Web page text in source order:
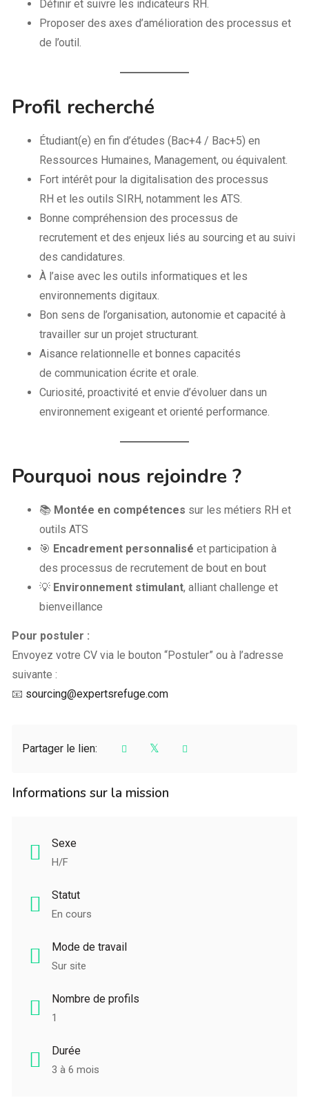
Définir et suivre les indicateurs RH.
Proposer des axes d’amélioration des processus et
de l’outil.
Profil recherché
Étudiant(e) en fin d’études (Bac+4 / Bac+5) en
Ressources Humaines, Management, ou équivalent.
Fort intérêt pour la digitalisation des processus
RH et les outils SIRH, notamment les ATS.
Bonne compréhension des processus de
recrutement et des enjeux liés au sourcing et au suivi
des candidatures.
À l’aise avec les outils informatiques et les
environnements digitaux.
Bon sens de l’organisation, autonomie et capacité à
travailler sur un projet structurant.
Aisance relationnelle et bonnes capacités
de communication écrite et orale.
Curiosité, proactivité et envie d’évoluer dans un
environnement exigeant et orienté performance.
Pourquoi nous rejoindre ?
📚 Montée en compétences sur les métiers RH et
outils ATS
🎯 Encadrement personnalisé et participation à
des processus de recrutement de bout en bout
💡 Environnement stimulant, alliant challenge et
bienveillance
Pour postuler :
Envoyez votre CV via le bouton “Postuler” ou à l’adresse
suivante :
📧 sourcing@expertsrefuge.com
Partager le lien:
Informations sur la mission
Sexe
H/F
Statut
En cours
Mode de travail
Sur site
Nombre de profils
1
Durée
3 à 6 mois